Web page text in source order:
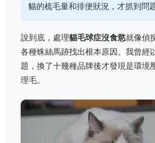
貓的梳毛量和排便狀況，才抓到問
說到底，處理貓毛球症沒食慾就像偵
各種蛛絲馬跡找出根本原因。我曾經
題，換了十幾種品牌後才發現是環境
理毛。